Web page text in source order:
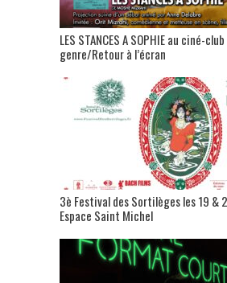
LES STANCES A SOPHIE au ciné-
genre/Retour à l’écran
3è Festival des Sortilèges les 19 &
Espace Saint Michel